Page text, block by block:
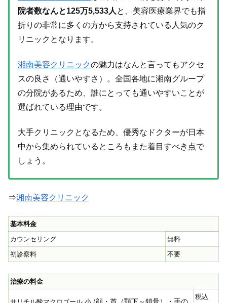
院者数なんと125万5,533人 と、美容医療業界でも指
折りの非常に多くの方から支持されている人気のク
リニックとなります。
湘南美容クリニックの魅力はなんと言ってもアクセ
スの良さ（通いやすさ）。全国各地に湘南グループ
の分院があるため、誰にとっても通いやすいことが
選ばれている理由です。
大手クリニックとなるため、優秀なドクターが日本
中から集められているところもまた着目すべき点で
しょう。
⇒湘南美容クリニック
基本料金
カウンセリング
無料
初診察料
不要
治療の料金
税込